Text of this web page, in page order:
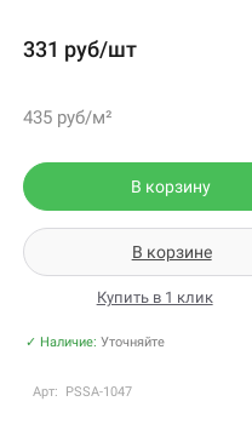
331 руб/шт
435 руб/м²
В корзину
В корзине
Купить в 1 клик
✓ Наличие:Уточняйте
Арт: PSSA-1047